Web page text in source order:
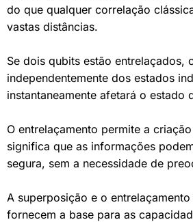
do que qualquer correlação
vastas distâncias.
Se dois qubits estão
independentemente dos estados
instantaneamente afetará o estado
O entrelaçamento permite a
significa que as informações
segura, sem a necessidade de
A superposição e o
fornecem a base para as